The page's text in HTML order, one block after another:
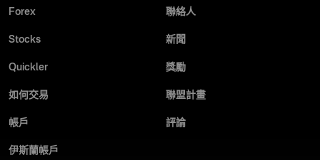
Forex
Stocks
Quickler
如何交易
帳戶
伊斯蘭帳戶
聯絡人
新聞
獎勵
聯盟計畫
評論